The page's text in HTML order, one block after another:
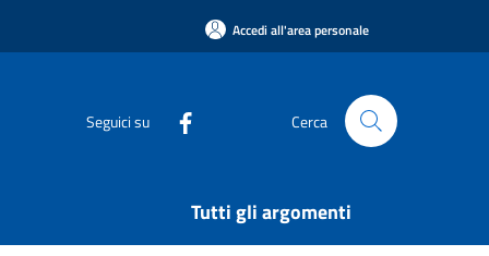
Accedi all'area personale
Seguici su Cerca
Tutti gli argomenti